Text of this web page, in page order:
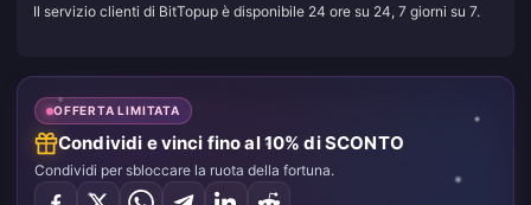
Il servizio clienti di BitTopup è disponibile 24 ore su 24, 7 giorni su 7.
OFFERTA LIMITATA
Condividi e vinci fino al 10% di SCONTO
Condividi per sbloccare la ruota della fortuna.